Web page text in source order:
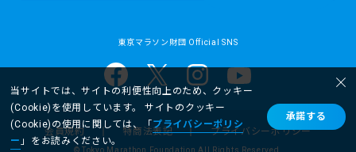
当サイトでは、サイトの利便性向上のため、クッキー
(Cookie)を使用しています。 サイトのクッキー
(Cookie)の使用に関しては、「 プライバシーポリシ
ー 」をお読みください。
承諾する
東京マラソン財団 Official SNS
会員規約 特商法表記 プライバシーポリシー
©︎ Tokyo Marathon Foundation All Rights Reserved.